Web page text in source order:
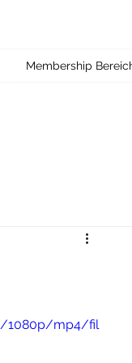
Membership
1080p/mp4/fil